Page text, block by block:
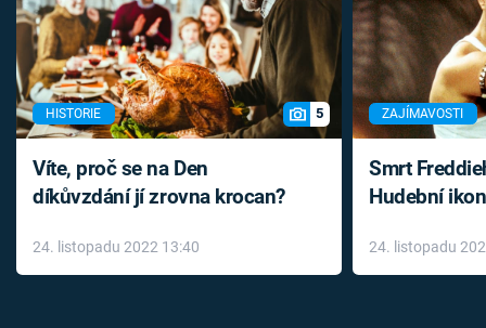
HISTORIE 5
Víte, proč se na Den
díkůvzdání jí zrovna krocan?
24. listopadu 2022 13:40
ZAJÍMAVOSTI
Smrt
Hudební
léky
24. listopadu